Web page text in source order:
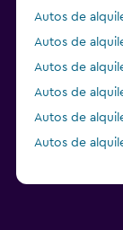
Autos de
Autos de
Autos de
Autos de
Autos de
Autos de